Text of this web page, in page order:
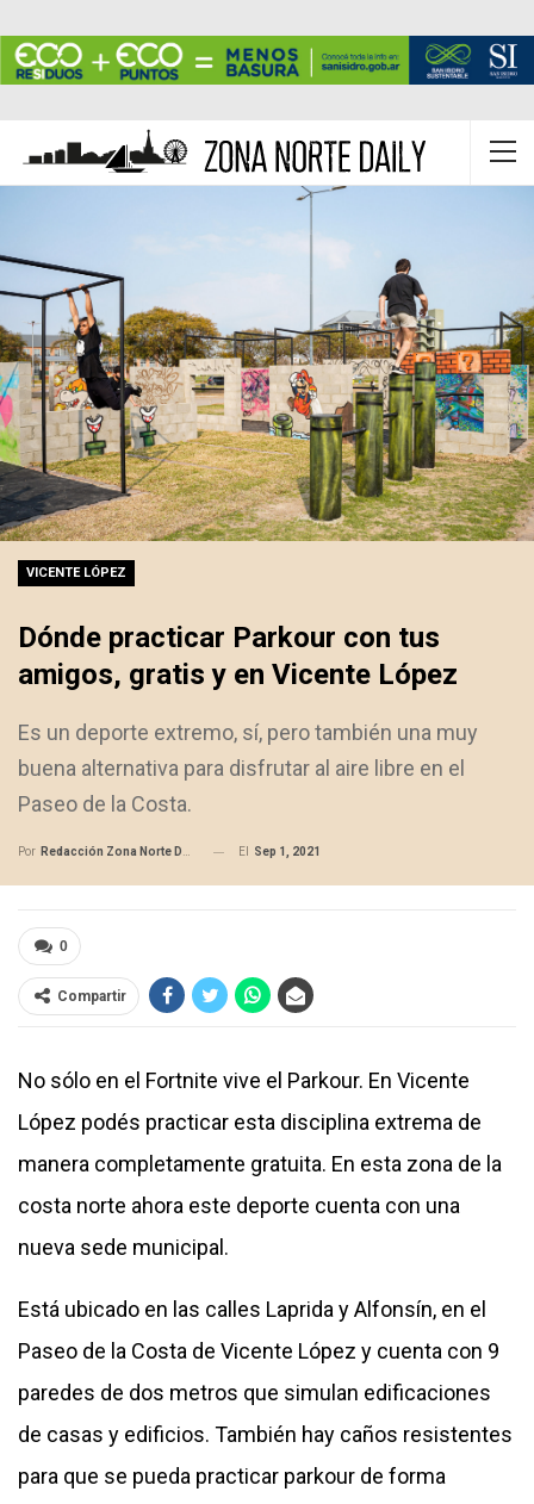
VICENTE LÓPEZ
Dónde practicar Parkour con tus
amigos, gratis y en Vicente López
Es un deporte extremo, sí, pero también una muy
buena alternativa para disfrutar al aire libre en el
Paseo de la Costa.
Por Redacción Zona Norte Daily El Sep 1, 2021
0
Compartir
No sólo en el Fortnite vive el Parkour. En Vicente
López podés practicar esta disciplina extrema de
manera completamente gratuita. En esta zona de la
costa norte ahora este deporte cuenta con una
nueva sede municipal.
Está ubicado en las calles Laprida y Alfonsín, en el
Paseo de la Costa de Vicente López y cuenta con 9
paredes de dos metros que simulan edificaciones
de casas y edificios. También hay caños resistentes
para que se pueda practicar parkour de forma